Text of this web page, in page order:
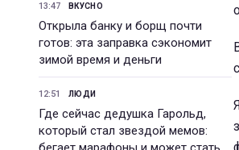
13:47 ВКУСНО
Открыла банку и борщ почти
готов: эта заправка сэкономит
зимой время и деньги
12:51 ЛЮДИ
Где сейчас дедушка Гарольд,
который стал звездой мемов: